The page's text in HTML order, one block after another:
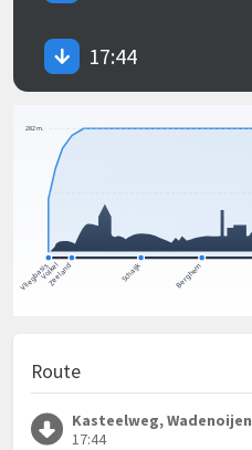
17:44
Route
Kasteelweg, Wadenoijen
17:44